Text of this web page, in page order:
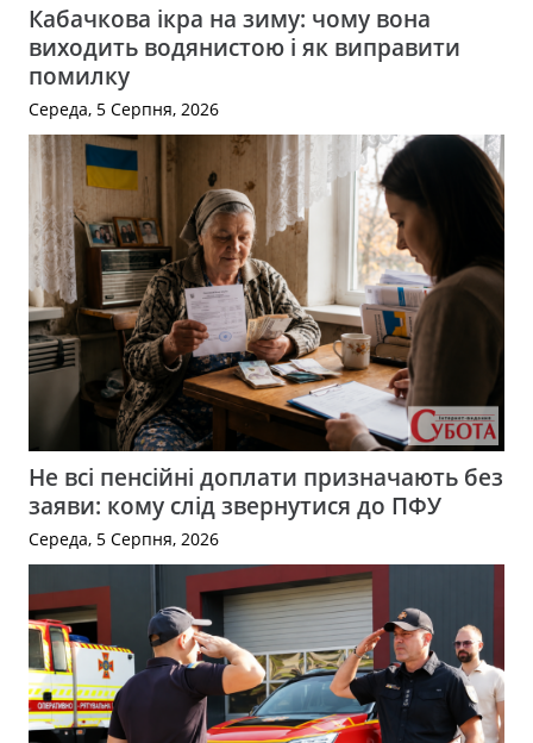
Кабачкова ікра на зиму: чому вона
виходить водянистою і як виправити
помилку
Середа, 5 Серпня, 2026
Не всі пенсійні доплати призначають без
заяви: кому слід звернутися до ПФУ
Середа, 5 Серпня, 2026